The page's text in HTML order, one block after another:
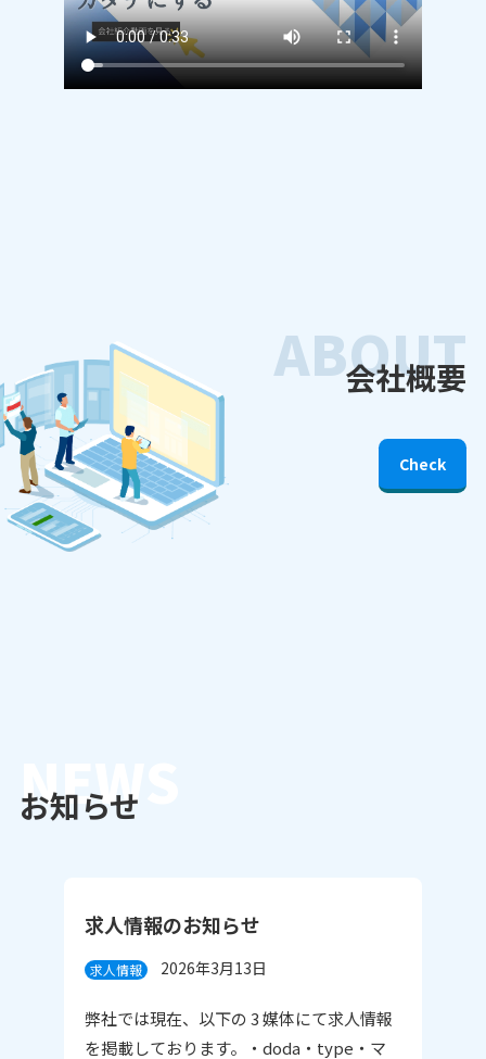
ABOUT
会社概要
Check
NEWS
お知らせ
求人情報のお知らせ
求人情報 2026年3月13日
弊社では現在、以下の 3 媒体にて求人情報
を掲載しております。・doda・type・マ